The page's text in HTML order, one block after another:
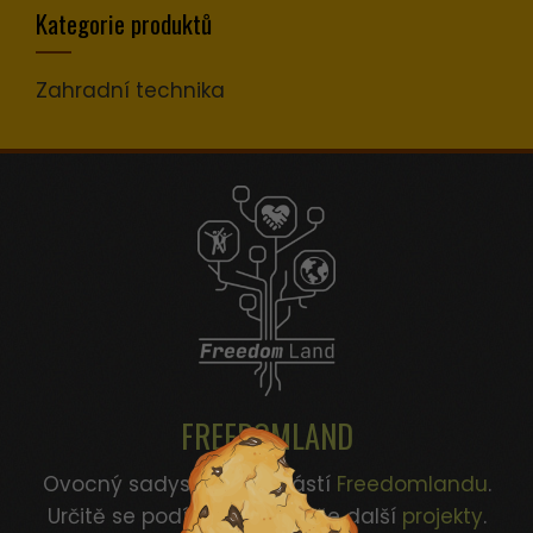
Kategorie produktů
Zahradní technika
FREEDOMLAND
Ovocný sadysta je součástí Freedomlandu.
Určitě se podívejte i na naše další projekty.